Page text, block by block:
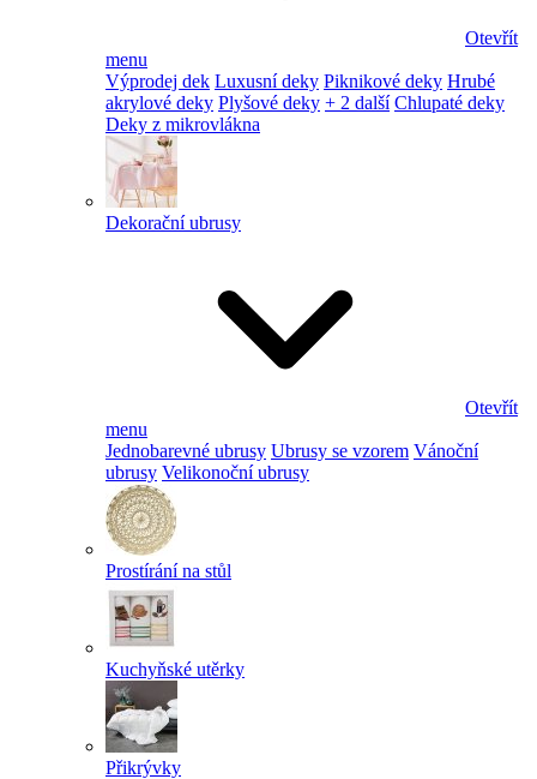
Otevřít
menu
Výprodej dek Luxusní deky Piknikové deky Hrubé
akrylové deky Plyšové deky + 2 další Chlupaté deky
Deky z mikrovlákna
Dekorační ubrusy
Otevřít
menu
Jednobarevné ubrusy Ubrusy se vzorem Vánoční
ubrusy Velikonoční ubrusy
Prostírání na stůl
Kuchyňské utěrky
Přikrývky